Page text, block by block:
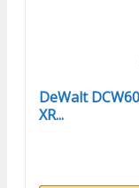
DeWalt
XR...